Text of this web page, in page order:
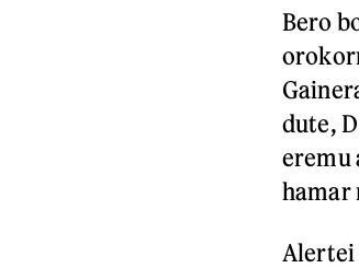
Bero
dute,
eremu
Alertei